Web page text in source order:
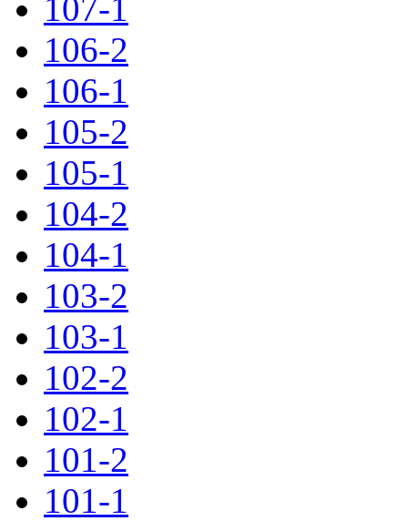
107-1
106-2
106-1
105-2
105-1
104-2
104-1
103-2
103-1
102-2
102-1
101-2
101-1